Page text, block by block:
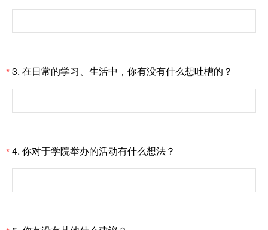
*3. 在日常的学习、生活中，你有没有什么想吐槽的？
*4. 你对于学院举办的活动有什么想法？